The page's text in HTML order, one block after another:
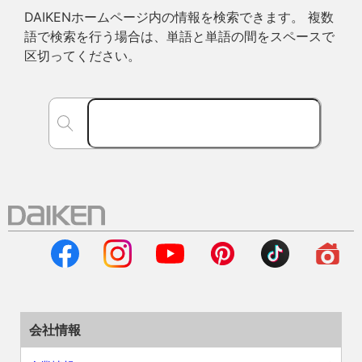
DAIKENホームページ内の情報を検索できます。 複数
語で検索を行う場合は、単語と単語の間をスペースで
区切ってください。
会社情報